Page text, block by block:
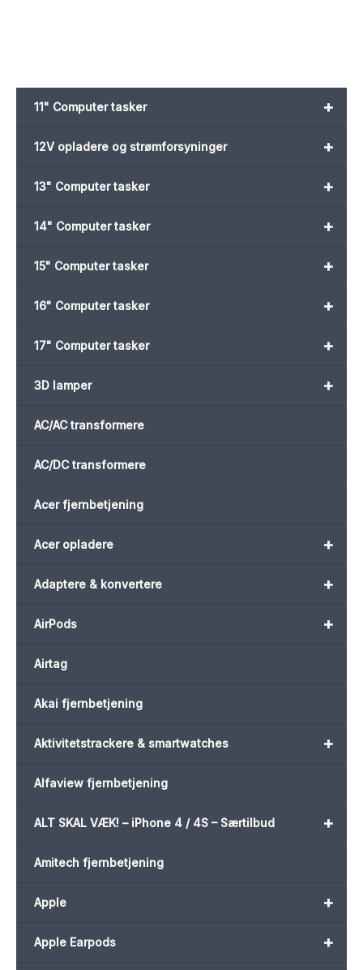
+
11" Computer tasker
+
12V opladere og strømforsyninger
+
13" Computer tasker
+
14" Computer tasker
+
15" Computer tasker
+
16" Computer tasker
+
17" Computer tasker
+
3D lamper
AC/AC transformere
AC/DC transformere
Acer fjernbetjening
+
Acer opladere
+
Adaptere & konvertere
+
AirPods
Airtag
Akai fjernbetjening
+
Aktivitetstrackere & smartwatches
Alfaview fjernbetjening
+
ALT SKAL VÆK! – iPhone 4 / 4S – Særtilbud
Amitech fjernbetjening
+
Apple
+
Apple Earpods